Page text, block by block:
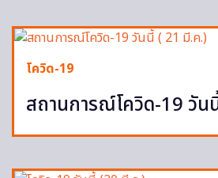
โควิด-19
สถานการณ์โควิด-19 วัน